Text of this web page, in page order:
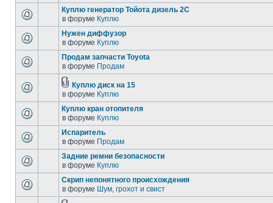
Куплю генератор Тойота дизель 2С
в форуме Куплю
Нужен диффузор
в форуме Куплю
Продам запчасти Toyota
в форуме Продам
Куплю диск на 15
в форуме Куплю
Куплю кран отопителя
в форуме Куплю
Испаритель
в форуме Продам
Задние ремни безопасности
в форуме Куплю
Скрип непонятного происхождения
в форуме Шум, грохот и свист